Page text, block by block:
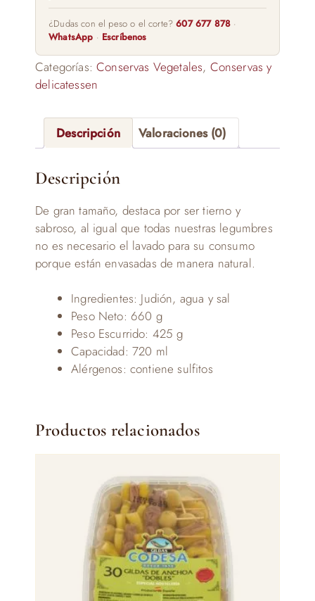
¿Dudas con el peso o el corte?607 677 878 ·
WhatsApp · Escríbenos
Categorías:Conservas Vegetales, Conservas y
delicatessen
Descripción Valoraciones (0)
Descripción
De gran tamaño, destaca por ser tierno y
sabroso, al igual que todas nuestras legumbres
no es necesario el lavado para su consumo
porque están envasadas de manera natural.
Ingredientes: Judión, agua y sal
Peso Neto: 660 g
Peso Escurrido: 425 g
Capacidad: 720 ml
Alérgenos: contiene sulfitos
Productos relacionados